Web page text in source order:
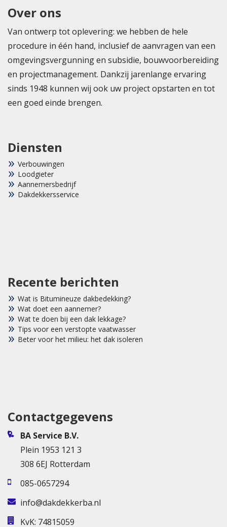
Over ons
Van ontwerp tot oplevering: we hebben de hele
procedure in één hand, inclusief de aanvragen van een
omgevingsvergunning en subsidie, bouwvoorbereiding
en projectmanagement. Dankzij jarenlange ervaring
sinds 1948 kunnen wij ook uw project opstarten en tot
een goed einde brengen.
Diensten
Verbouwingen
Loodgieter
Aannemersbedrijf
Dakdekkersservice
Recente berichten
Wat is Bitumineuze dakbedekking?
Wat doet een aannemer?
Wat te doen bij een dak lekkage?
Tips voor een verstopte vaatwasser
Beter voor het milieu: het dak isoleren
Contactgegevens
BA Service B.V.
Plein 1953 121 3
308 6EJ Rotterdam
085-0657294
info@dakdekkerba.nl
KvK: 74815059